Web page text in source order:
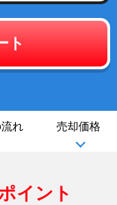
ト
れ 売却価格
イント